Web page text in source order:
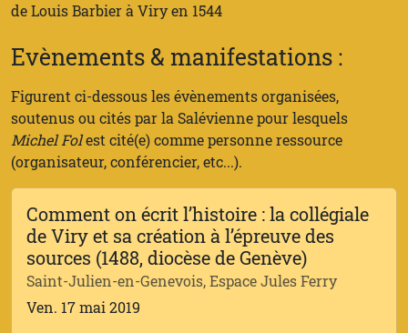
de Louis Barbier à Viry en 1544
Evènements & manifestations :
Figurent ci-dessous les évènements organisées,
soutenus ou cités par la Salévienne pour lesquels
Michel Folest cité(e) comme personne ressource
(organisateur, conférencier, etc...).
Comment on écrit l’histoire : la collégiale
de Viry et sa création à l’épreuve des
sources (1488, diocèse de Genève)
Saint-Julien-en-Genevois, Espace Jules Ferry
Ven. 17 mai 2019